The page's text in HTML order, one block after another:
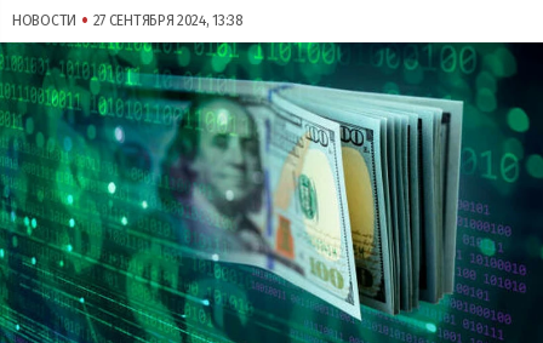
НОВОСТИ • 27 СЕНТЯБРЯ 2024, 13:38